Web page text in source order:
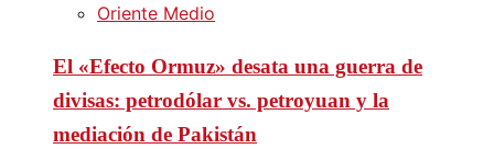
Oriente Medio
El «Efecto Ormuz» desata una guerra de
divisas: petrodólar vs. petroyuan y la
mediación de Pakistán